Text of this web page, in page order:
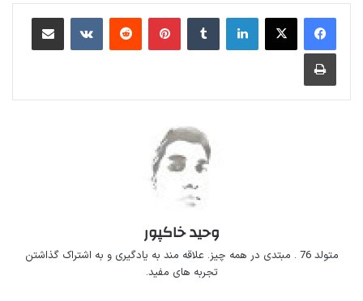
لینکداینتامبلر پینتریستReddit
VKontakteاشتراک گذاری با ایمیل
چاپ
وحید خاکپور
متولد 76 . مبتدی در همه چیز. علاقه مند به یادگیری و به اشتراک گذاشتن
تجربه های مفید.